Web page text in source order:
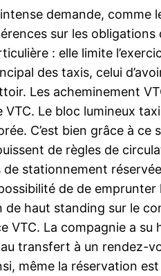
demande,
sur les
: elle limite
des taxis, celui
Les acheminement
Le bloc lumineux
C’est bien grâce à ce
de règles de
stationnement
de de
haut standing sur le
VTC. La compagnie a
transfert à un rendez-
même la réservation